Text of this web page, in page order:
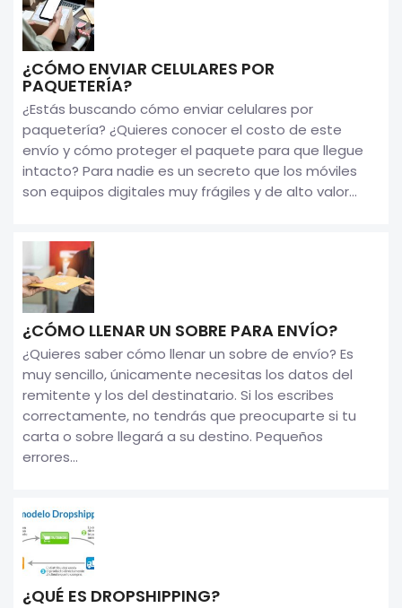
¿CÓMO ENVIAR CELULARES POR
PAQUETERÍA?
¿Estás buscando cómo enviar celulares por
paquetería? ¿Quieres conocer el costo de este
envío y cómo proteger el paquete para que llegue
intacto? Para nadie es un secreto que los móviles
son equipos digitales muy frágiles y de alto valor...
¿CÓMO LLENAR UN SOBRE PARA ENVÍO?
¿Quieres saber cómo llenar un sobre de envío? Es
muy sencillo, únicamente necesitas los datos del
remitente y los del destinatario. Si los escribes
correctamente, no tendrás que preocuparte si tu
carta o sobre llegará a su destino. Pequeños
errores...
¿QUÉ ES DROPSHIPPING?